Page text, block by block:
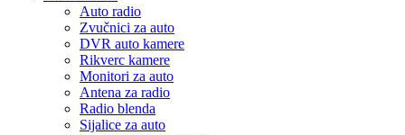
Auto radio
Zvučnici za auto
DVR auto kamere
Rikverc kamere
Monitori za auto
Antena za radio
Radio blenda
Sijalice za auto